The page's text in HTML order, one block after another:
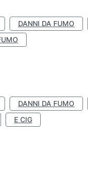
DANNI DA FUMO
DANNI DA FUMO
E CIG